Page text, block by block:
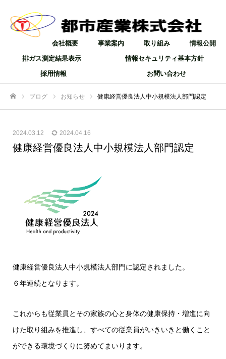
会社概要 事業案内 取り組み
情報公開
排ガス測定結果表示
情報セキュリティ基本方針
採用情報
お問い合わせ
ブログ お知らせ 健康経営優良法人中小規模法人部門認定
2024.03.12 2024.04.16
健康経営優良法人中小規模法人部門認定
健康経営優良法人中小規模法人部門に認定されました。
６年連続となります。
これからも従業員とその家族の心と身体の健康保持・増進に向
けた取り組みを推進し、すべての従業員がいきいきと働くこと
ができる環境づくりに努めてまいります。